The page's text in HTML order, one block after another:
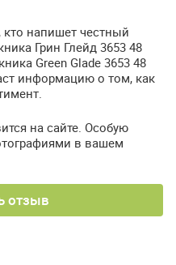
напишет честный
Грин Глейд 3653 48
Green Glade 3653 48
информацию о том, как
на сайте. Особую
в вашем
отзыв